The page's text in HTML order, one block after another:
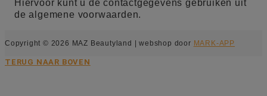
Hiervoor kunt u de contactgegevens gebruiken uit
de algemene voorwaarden.
Copyright © 2026 MAZ Beautyland | webshop door MARK-APP
TERUG NAAR BOVEN